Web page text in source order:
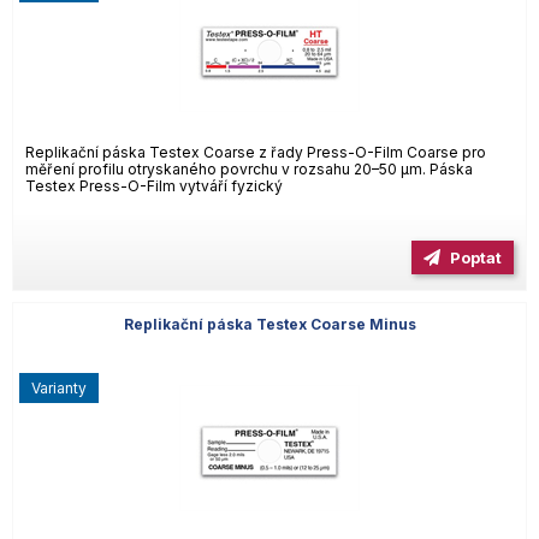
Replikační páska Testex Coarse z řady Press-O-Film Coarse pro
měření profilu otryskaného povrchu v rozsahu 20–50 µm. Páska
Testex Press-O-Film vytváří fyzický
Poptat
Replikační páska Testex Coarse Minus
varianty